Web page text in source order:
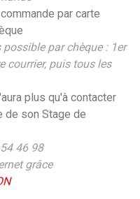
par carte
par chèque : 1er
courrier, puis tous les
plus qu'à contacter
de son Stage de
46 98
grâce